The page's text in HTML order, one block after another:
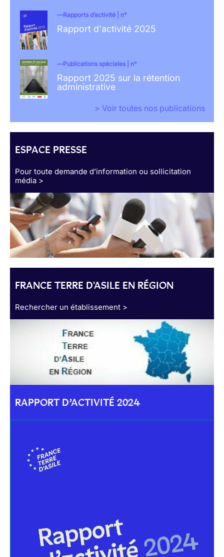
Rapports d’activité | n°
Rapport d'activité 2025
Publications spéciales | n°
Rapport 2025 sur la rétention
administrative
> Voir toutes nos publications
ESPACE PRESSE
Pour toute demande d’information ou sollicitation
média >
FRANCE TERRE D'ASILE EN RÉGION
Rechercher un établissement >
RAPPORT D’ACTIVITÉ 2024